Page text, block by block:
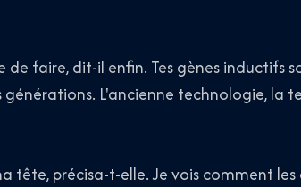
faire, dit-il enfin. Tes gènes inductifs
générations. L'ancienne technologie, la
tête, précisa-t-elle. Je vois comment